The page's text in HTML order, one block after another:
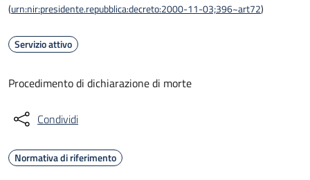
(urn:nir:presidente.repubblica:decreto:2000-11-03;396~art72)
Servizio attivo
Procedimento di dichiarazione di morte
Condividi
Normativa di riferimento